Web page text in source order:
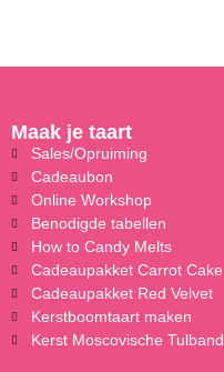
Maak je taart
Sales/Opruiming
Cadeaubon
Online Workshop
Benodigde tabellen
How to Candy Melts
Cadeaupakket Carrot Cake
Cadeaupakket Red Velvet
Kerstboomtaart maken
Kerst Moscovische Tulband